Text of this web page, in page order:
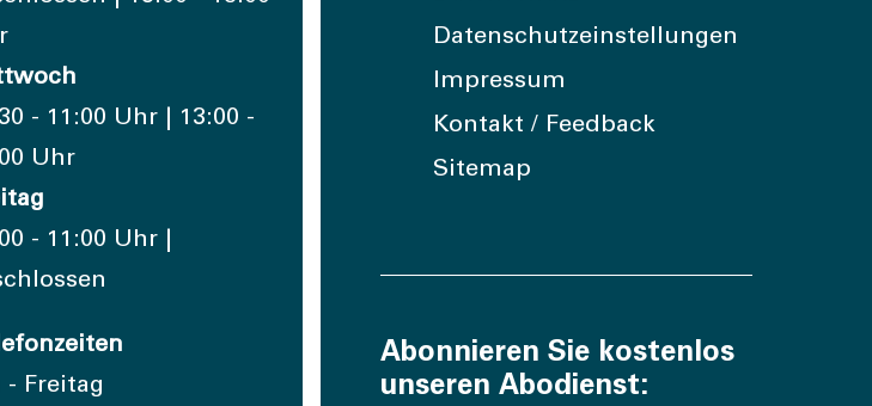
- 11:00 Uhr | 13:00 -
Uhr
- 11:00 Uhr |
- Freitag
Datenschutzeinstellungen
Impressum
Kontakt / Feedback
Sitemap
Abonnieren Sie kostenlos
unseren Abodienst: